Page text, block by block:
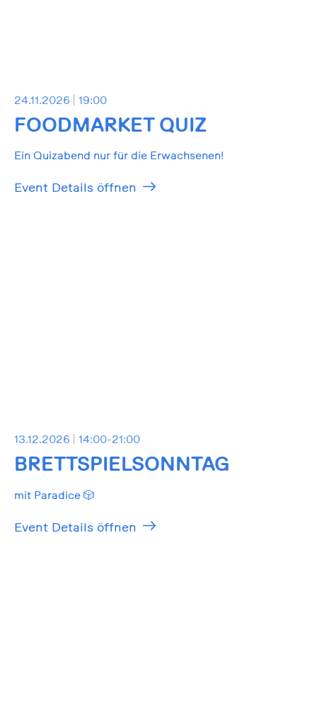
24.11.2026 19:00
FOODMARKET QUIZ
Ein Quizabend nur für die Erwachsenen!
Event Details öffnen
13.12.2026 14:00-21:00
BRETTSPIELSONNTAG
mit Paradice 🎲
Event Details öffnen